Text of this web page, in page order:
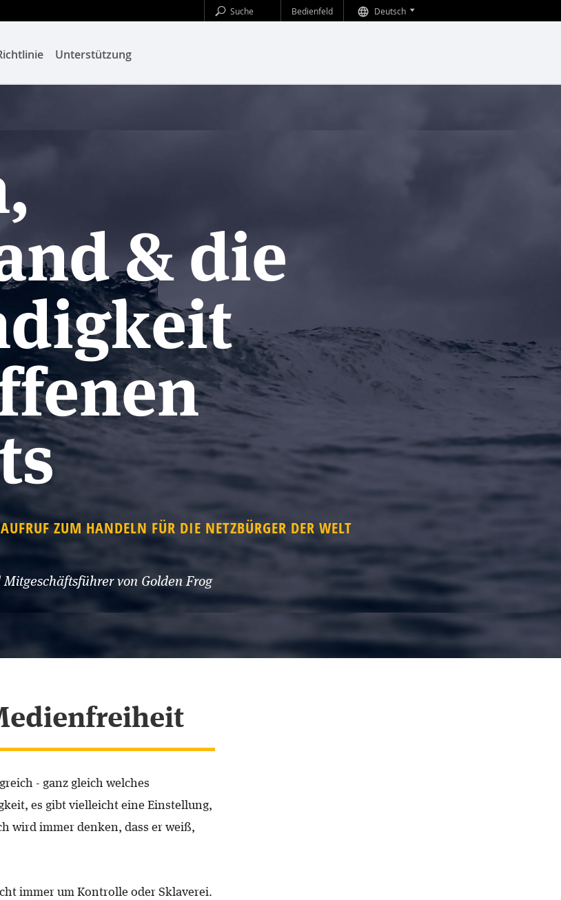
Bedienfeld Deutsch
Unterstützung
& die
ZUM HANDELN FÜR DIE NETZBÜRGER DER WELT
von Golden Frog
- ganz gleich welches
es gibt vielleicht eine Einstellung,
wird immer denken, dass er weiß,
immer um Kontrolle oder Sklaverei.